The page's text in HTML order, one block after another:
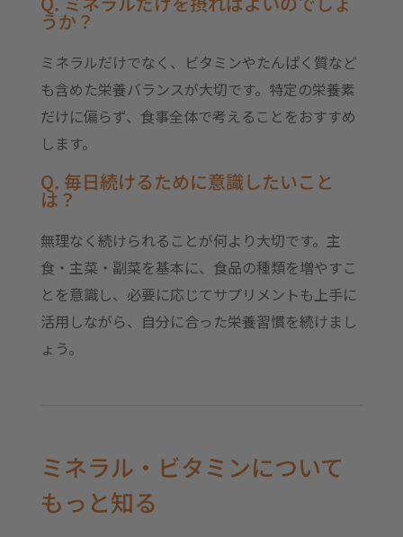
うか？
ミネラルだけでなく、ビタミンやたんぱく質など
も含めた栄養バランスが大切です。特定の栄養素
だけに偏らず、食事全体で考えることをおすすめ
します。
Q. 毎日続けるために意識したいこと
は？
無理なく続けられることが何より大切です。主
食・主菜・副菜を基本に、食品の種類を増やすこ
とを意識し、必要に応じてサプリメントも上手に
活用しながら、自分に合った栄養習慣を続けまし
ょう。
ミネラル・ビタミンについて
もっと知る